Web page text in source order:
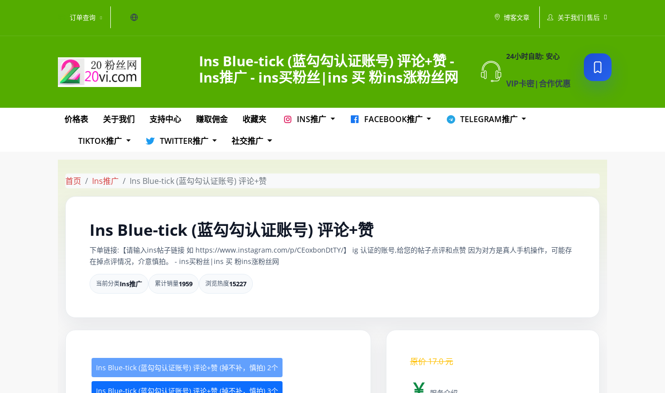
订单查询 当前语言：中文 博客文章 关于我们|售后
Ins Blue-tick (蓝勾勾认证账号) 评论+赞 -
Ins推广 - ins买粉丝|ins 买 粉ins涨粉丝网
24小时自助: 安心
VIP卡密|合作优惠
价格表 关于我们 支持中心 赚取佣金 收藏夹 INS推广 FACEBOOK推广
TELEGRAM推广
TIKTOK推广
TWITTER推广 社交推广
首页 Ins推广 Ins Blue-tick (蓝勾勾认证账号) 评论+赞
Ins Blue-tick (蓝勾勾认证账号) 评论+赞
下单链接:【请输入ins帖子链接 如 https://www.instagram.com/p/CEoxbonDtTY/】 ig 认证的账号,给您的帖子点评和点赞 因为对方是真人手机操作，可能存
在掉点评情况，介意慎拍。 - ins买粉丝|ins 买 粉ins涨粉丝网
当前分类Ins推广 累计销量1959 浏览热度15227
Ins Blue-tick (蓝勾勾认证账号) 评论+赞 (掉不补，慎拍) 2个
Ins Blue-tick (蓝勾勾认证账号) 评论+赞 (掉不补，慎拍) 3个
原价17.0元